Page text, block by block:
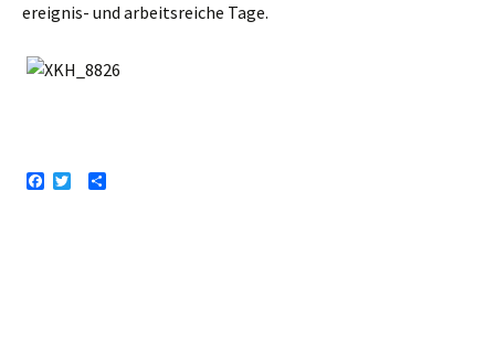
ereignis- und arbeitsreiche Tage.